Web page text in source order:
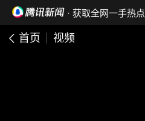
· 获取全网一手热点
首页 视频